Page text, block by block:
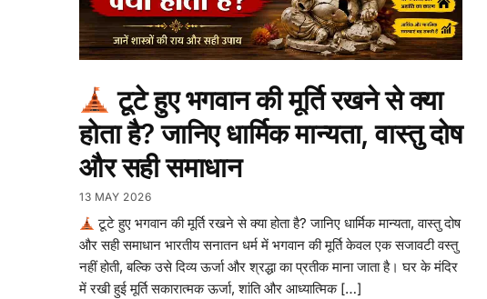
टूटे हुए भगवान की मूर्ति रखने से क्या
होता है? जानिए धार्मिक मान्यता, वास्तु दोष
और सही समाधान
13 MAY 2026
टूटे हुए भगवान की मूर्ति रखने से क्या होता है? जानिए धार्मिक मान्यता, वास्तु दोष
और सही समाधान भारतीय सनातन धर्म में भगवान की मूर्ति केवल एक सजावटी वस्तु
नहीं होती, बल्कि उसे दिव्य ऊर्जा और श्रद्धा का प्रतीक माना जाता है। घर के मंदिर
में रखी हुई मूर्ति सकारात्मक ऊर्जा, शांति और आध्यात्मिक […]